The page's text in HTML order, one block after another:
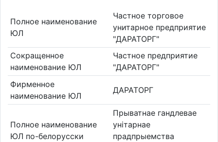
Полное наименование
ЮЛ
Частное торговое
унитарное предприятие
"ДАРАТОРГ"
Сокращенное
наименование ЮЛ
Частное предприятие
"ДАРАТОРГ"
Фирменное
наименование ЮЛ
ДАРАТОРГ
Полное наименование
ЮЛ по-белорусски
Прыватнае гандлевае
унiтарнае
прадпрыемства